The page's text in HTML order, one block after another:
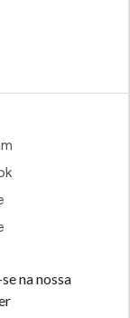
na nossa